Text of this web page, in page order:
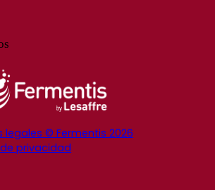
legales © Fermentis 2026
privacidad